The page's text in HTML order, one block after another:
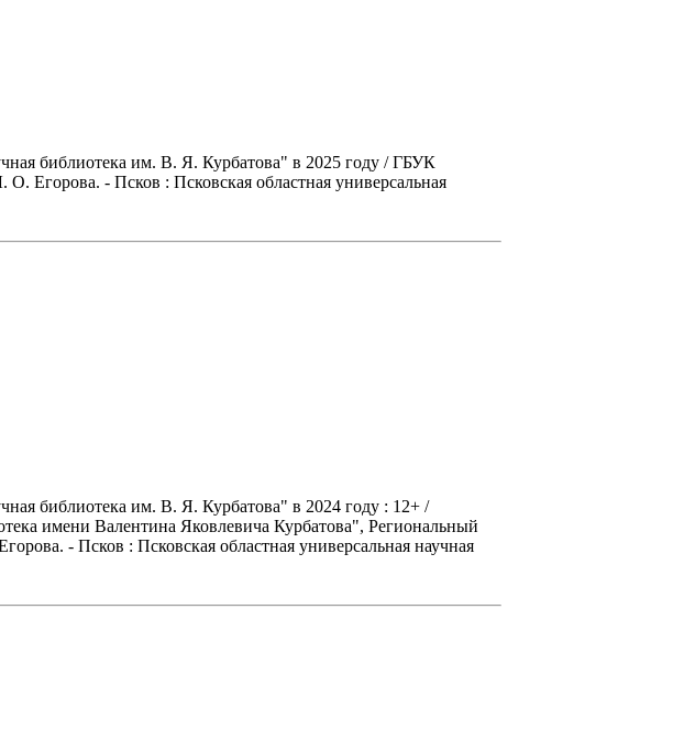
библиотека им. В. Я. Курбатова" в 2025 году / ГБУК
Егорова. - Псков : Псковская областная универсальная
библиотека им. В. Я. Курбатова" в 2024 году : 12+ /
имени Валентина Яковлевича Курбатова", Региональный
- Псков : Псковская областная универсальная научная